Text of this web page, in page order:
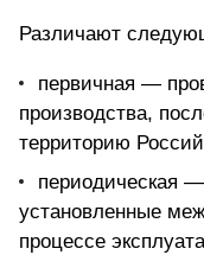
Различают
первичная —
производства,
территорию
периодическая
установленные
процессе